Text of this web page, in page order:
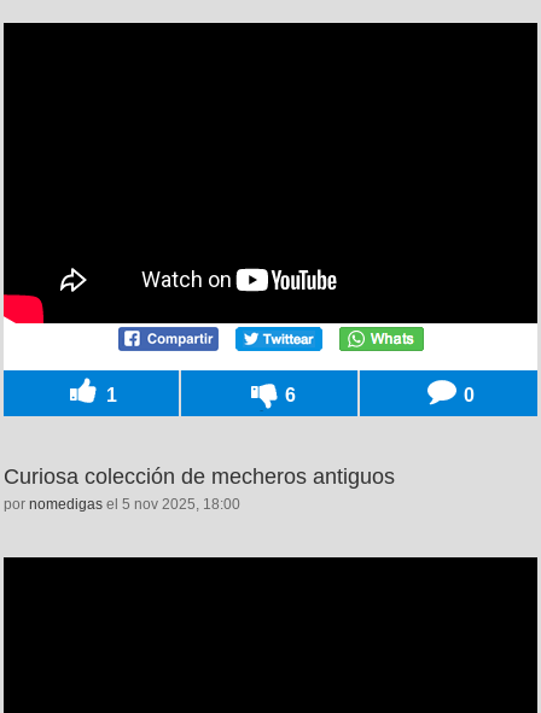
1 6 0
Curiosa colección de mecheros antiguos
por nomedigas el 5 nov 2025, 18:00